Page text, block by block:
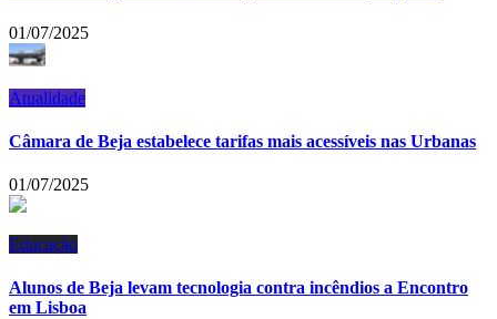
01/07/2025
Atualidade
Câmara de Beja estabelece tarifas mais acessíveis nas Urbanas
01/07/2025
Educação
Alunos de Beja levam tecnologia contra incêndios a Encontro
em Lisboa